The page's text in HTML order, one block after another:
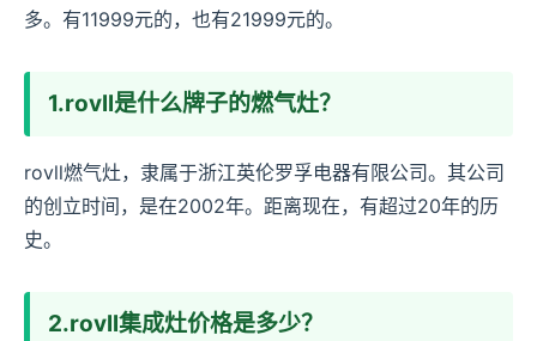
多。有11999元的，也有21999元的。
1.rovll是什么牌子的燃气灶？
rovll燃气灶，隶属于浙江英伦罗孚电器有限公司。其公司
的创立时间，是在2002年。距离现在，有超过20年的历
史。
2.rovll集成灶价格是多少？